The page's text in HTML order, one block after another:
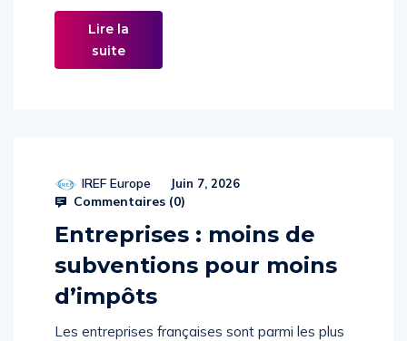
Lire la
suite
IREF Europe Juin 7, 2026
Entreprises : moins de
subventions pour moins
d’impôts